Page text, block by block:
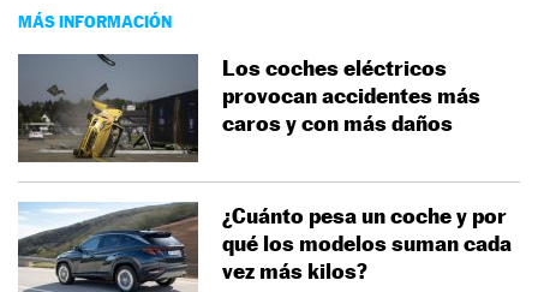
MÁS INFORMACIÓN
Los coches eléctricos
provocan accidentes más
caros y con más daños
¿Cuánto pesa un coche y por
qué los modelos suman cada
vez más kilos?